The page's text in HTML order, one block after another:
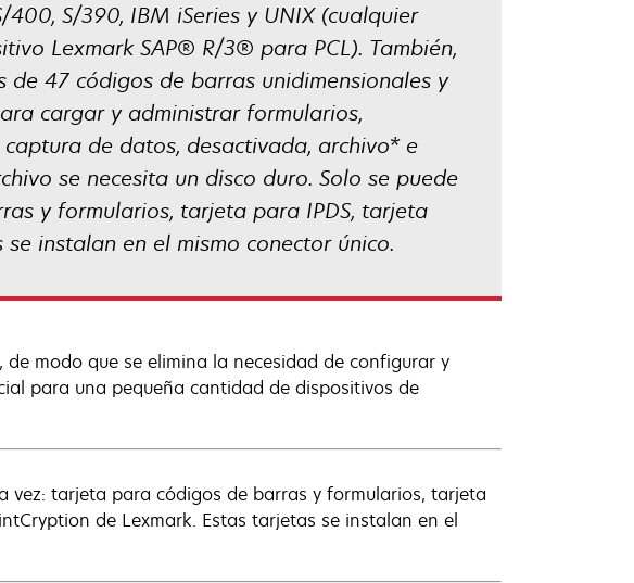
S/390, IBM iSeries y UNIX (cualquier
Lexmark SAP® R/3® para PCL). También,
de 47 códigos de barras unidimensionales y
cargar y administrar formularios,
de datos, desactivada, archivo* e
se necesita un disco duro. Solo se puede
y formularios, tarjeta para IPDS, tarjeta
instalan en el mismo conector único.
modo que se elimina la necesidad de configurar y
para una pequeña cantidad de dispositivos de
vez: tarjeta para códigos de barras y formularios, tarjeta
de Lexmark. Estas tarjetas se instalan en el